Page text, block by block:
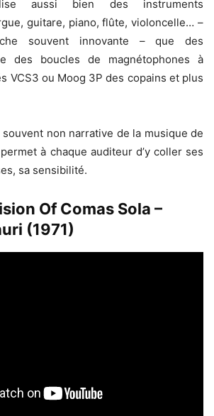
aussi bien des instruments
guitare, piano, flûte, violoncelle… –
souvent innovante – que des
des boucles de magnétophones à
VCS3 ou Moog 3P des copains et plus
non narrative de la musique de
permet à chaque auditeur d’y coller ses
sa sensibilité.
Of Comas Sola –
(1971)